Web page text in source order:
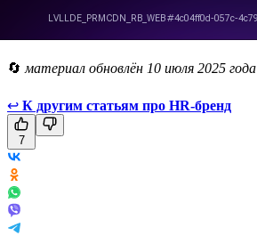
🔄 материал обновлён 10 июля 2025 года
↩ К другим статьям про HR-бренд
7